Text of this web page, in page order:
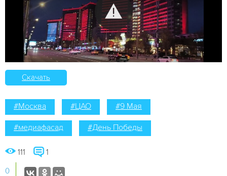
Скачать
#Москва #ЦАО #9 Мая
#медиафасад #День Победы
111 1
0